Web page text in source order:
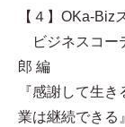
【４】OKa-Biz
ビジネスコー
郎 編
『感謝して生
業は継続できる』